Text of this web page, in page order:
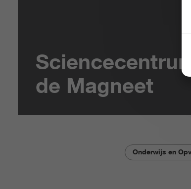
Sciencecentrum
de Magneet
Onderwijs en